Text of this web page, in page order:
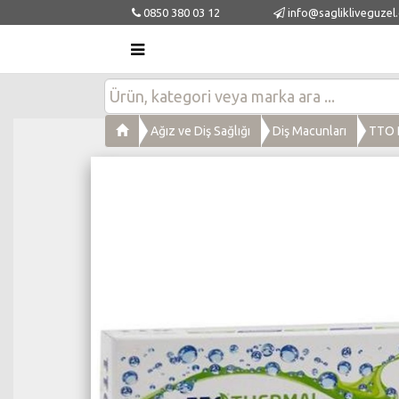
0850 380 03 12
Ağız ve Diş Sağlığı Diş Macunları TTO